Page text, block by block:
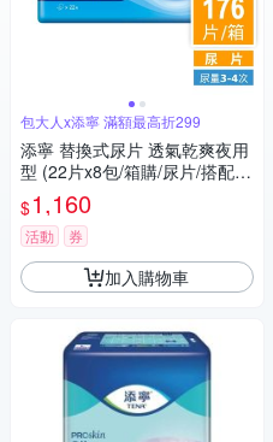
包大人x添寧 滿額最高折299
添寧 替換式尿片 透氣乾爽夜用
型 (22片x8包/箱購/尿片/搭配成
人紙尿褲)
$1,160
活動 券
加入購物車